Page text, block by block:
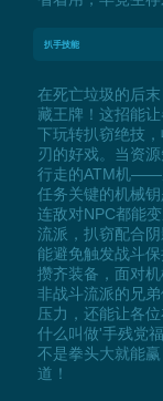
扒手技能
在死亡垃圾的后
藏王牌！这招能
下玩转扒窃绝技
刃的好戏。当资
行走的ATM机——
任务关键的机械
连敌对NPC都能
流派，扒窃配合
能避免触发战斗
攒齐装备，面对
非战斗流派的兄
压力，还能让各
什么叫做'手残党
不是拳头大就能
道！